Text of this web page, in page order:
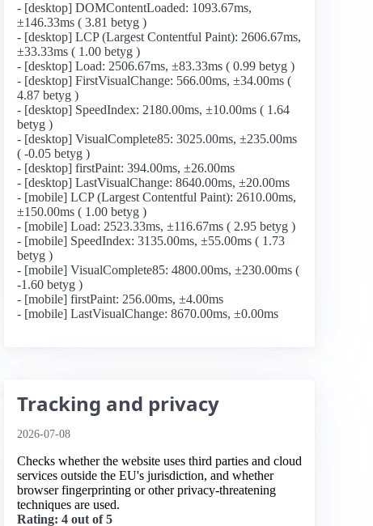
- [desktop] DOMContentLoaded: 1093.67ms,
±146.33ms ( 3.81 betyg )
- [desktop] LCP (Largest Contentful Paint): 2606.67ms,
±33.33ms ( 1.00 betyg )
- [desktop] Load: 2506.67ms, ±83.33ms ( 0.99 betyg )
- [desktop] FirstVisualChange: 566.00ms, ±34.00ms (
4.87 betyg )
- [desktop] SpeedIndex: 2180.00ms, ±10.00ms ( 1.64
betyg )
- [desktop] VisualComplete85: 3025.00ms, ±235.00ms
( -0.05 betyg )
- [desktop] firstPaint: 394.00ms, ±26.00ms
- [desktop] LastVisualChange: 8640.00ms, ±20.00ms
- [mobile] LCP (Largest Contentful Paint): 2610.00ms,
±150.00ms ( 1.00 betyg )
- [mobile] Load: 2523.33ms, ±116.67ms ( 2.95 betyg )
- [mobile] SpeedIndex: 3135.00ms, ±55.00ms ( 1.73
betyg )
- [mobile] VisualComplete85: 4800.00ms, ±230.00ms (
-1.60 betyg )
- [mobile] firstPaint: 256.00ms, ±4.00ms
- [mobile] LastVisualChange: 8670.00ms, ±0.00ms
Tracking and privacy
2026-07-08
Checks whether the website uses third parties and cloud
services outside the EU's jurisdiction, and whether
browser fingerprinting or other privacy-threatening
techniques are used.
Rating: 4 out of 5